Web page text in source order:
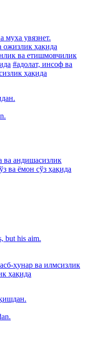
муха увязнет.
ожизлик ҳақида
ва етишмовчилик
#адолат, инсоф ва
ҳақида
ва андишасизлик
ва ёмон сўз ҳақида
but his aim.
ҳунар ва илмсизлик
ҳақида